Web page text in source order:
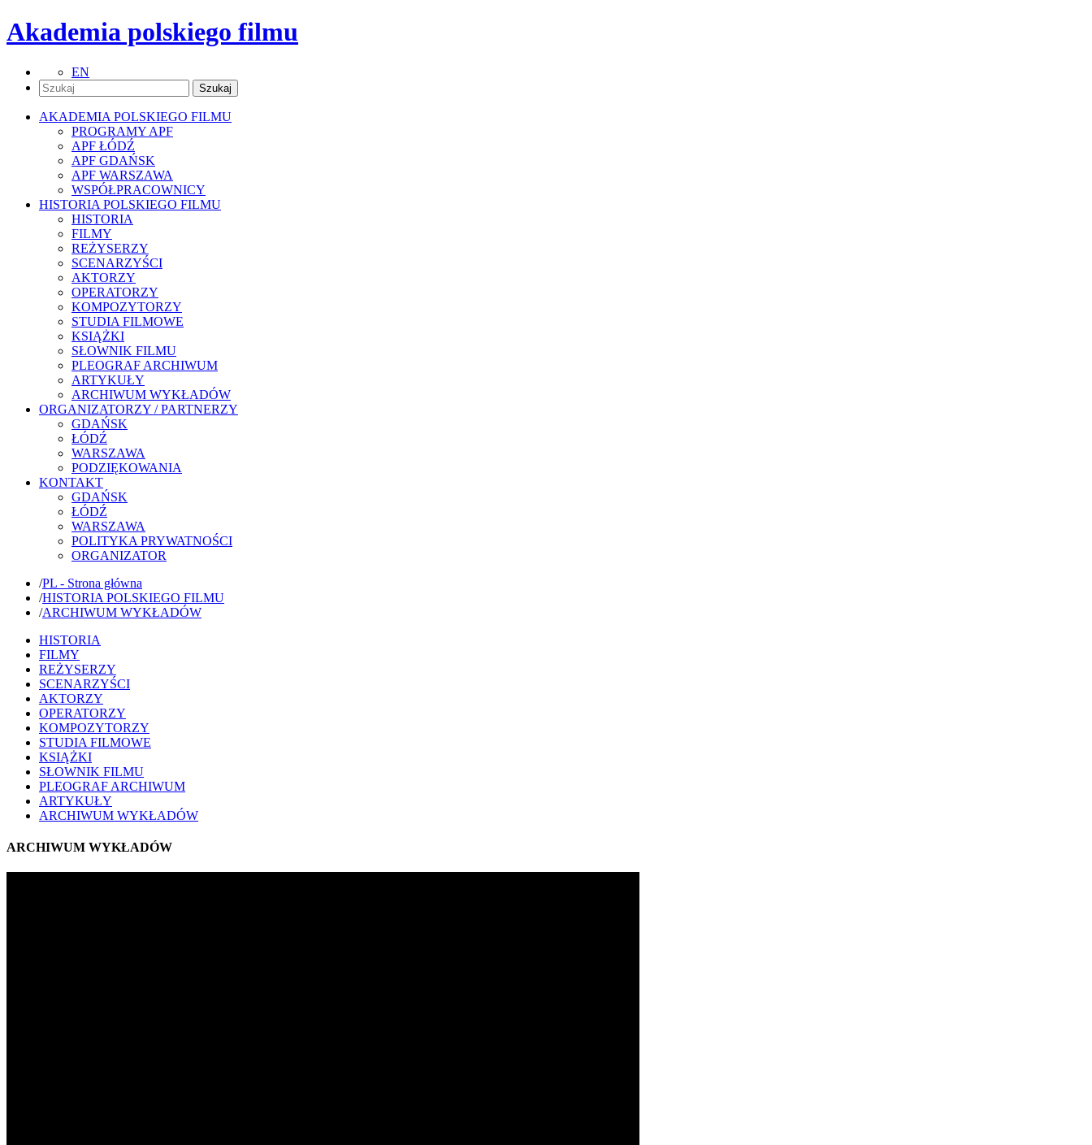
Akademia polskiego filmu
EN
AKADEMIA POLSKIEGO FILMU
PROGRAMY APF
APF ŁÓDŹ
APF GDAŃSK
APF WARSZAWA
WSPÓŁPRACOWNICY
HISTORIA POLSKIEGO FILMU
HISTORIA
FILMY
REŻYSERZY
SCENARZYŚCI
AKTORZY
OPERATORZY
KOMPOZYTORZY
STUDIA FILMOWE
KSIĄŻKI
SŁOWNIK FILMU
PLEOGRAF ARCHIWUM
ARTYKUŁY
ARCHIWUM WYKŁADÓW
ORGANIZATORZY / PARTNERZY
GDAŃSK
ŁÓDŹ
WARSZAWA
PODZIĘKOWANIA
KONTAKT
GDAŃSK
ŁÓDŹ
WARSZAWA
POLITYKA PRYWATNOŚCI
ORGANIZATOR
/PL - Strona główna
/HISTORIA POLSKIEGO FILMU
/ARCHIWUM WYKŁADÓW
HISTORIA
FILMY
REŻYSERZY
SCENARZYŚCI
AKTORZY
OPERATORZY
KOMPOZYTORZY
STUDIA FILMOWE
KSIĄŻKI
SŁOWNIK FILMU
PLEOGRAF ARCHIWUM
ARTYKUŁY
ARCHIWUM WYKŁADÓW
ARCHIWUM WYKŁADÓW